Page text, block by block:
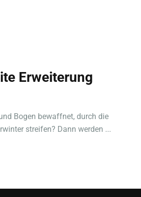
Erweiterung
Bogen bewaffnet, durch die
streifen? Dann werden ...